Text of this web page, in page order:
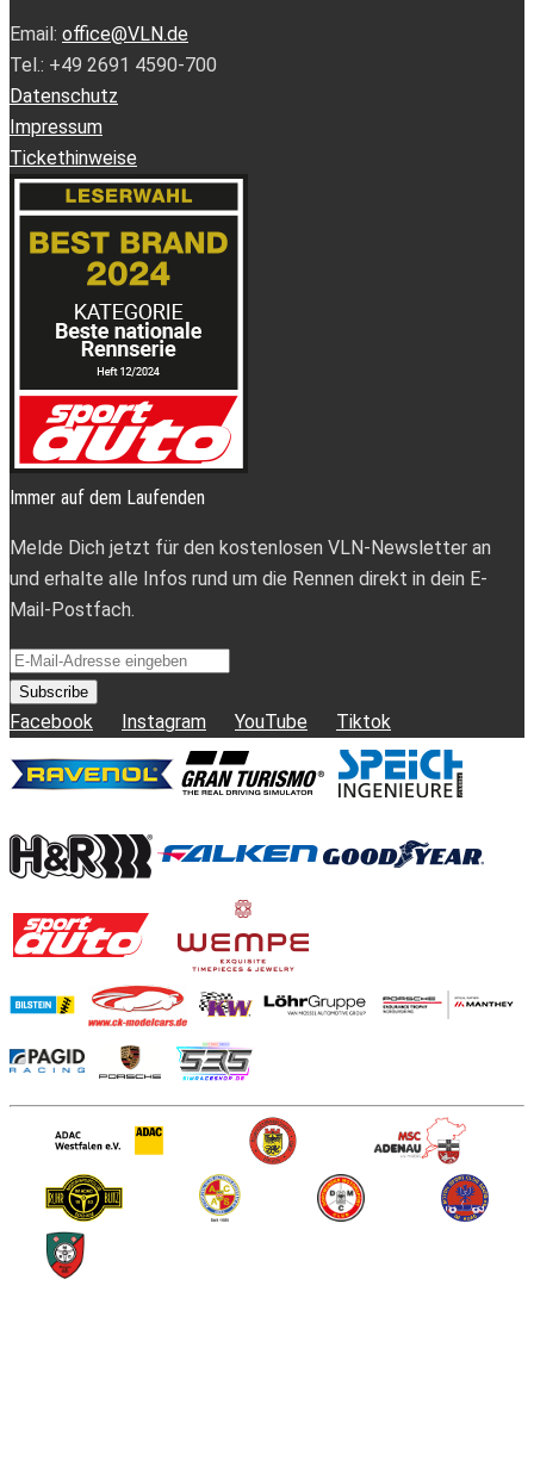
Email: office@VLN.de
Tel.: +49 2691 4590-700
Datenschutz
Impressum
Tickethinweise
Immer auf dem Laufenden
Melde Dich jetzt für den kostenlosen VLN-Newsletter an
und erhalte alle Infos rund um die Rennen direkt in dein E-
Mail-Postfach.
Subscribe
Facebook Instagram YouTube Tiktok